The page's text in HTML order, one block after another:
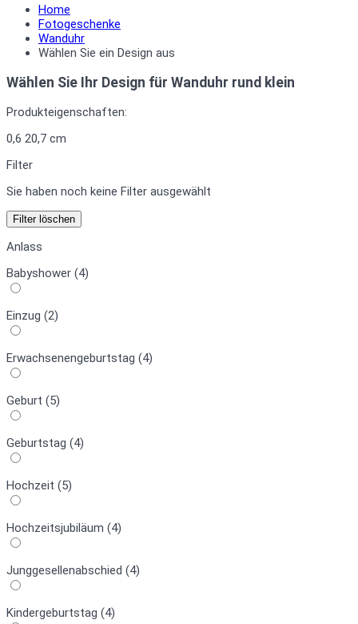
Home
Fotogeschenke
Wanduhr
Wählen Sie ein Design aus
Wählen Sie Ihr Design für Wanduhr rund klein
Produkteigenschaften:
0,6 20,7 cm
Filter
Sie haben noch keine Filter ausgewählt
Filter löschen
Anlass
Babyshower (4)
Einzug (2)
Erwachsenen­geburtstag (4)
Geburt (5)
Geburtstag (4)
Hochzeit (5)
Hochzeitsjubiläum (4)
Junggesellenabschied (4)
Kindergeburtstag (4)